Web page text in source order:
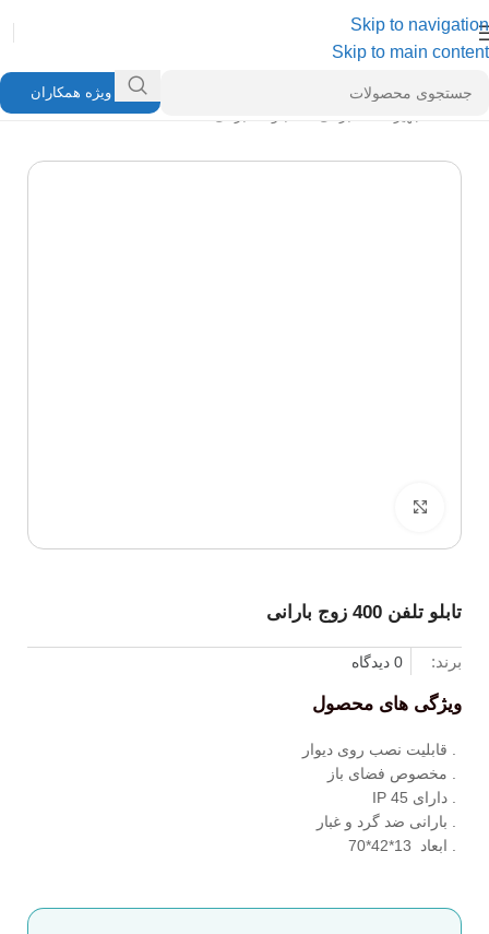
Skip to navigation
Skip to main content
ویژه همکاران
تابلو تلفن 400 زوج بارانی
برند: 0 دیدگاه
ویژگی های محصول
. قابلیت نصب روی دیوار
. مخصوص فضای باز
. دارای IP 45
. بارانی ضد گرد و غبار
. ابعاد 13*42*70